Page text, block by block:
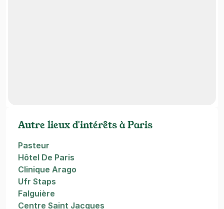
Autre lieux d'intérêts à Paris
Pasteur
Hôtel De Paris
Clinique Arago
Ufr Staps
Falguière
Centre Saint Jacques